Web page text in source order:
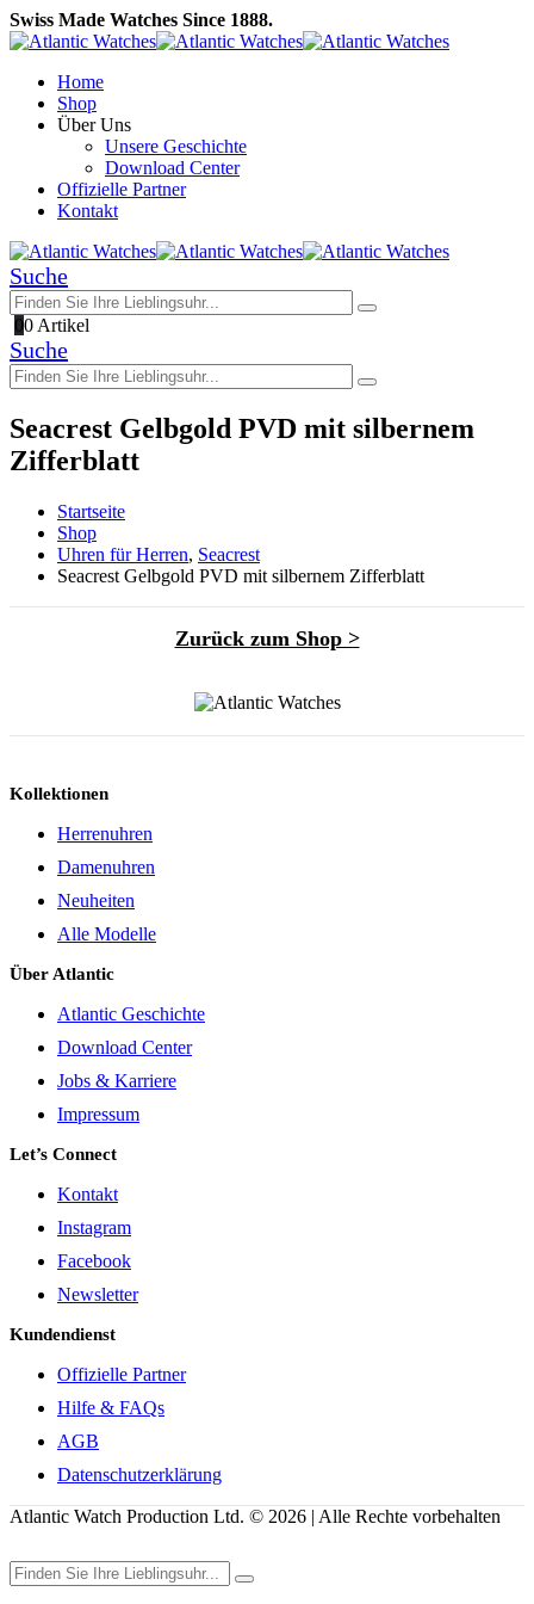
Swiss Made Watches Since 1888.
Home
Shop
Über Uns
Unsere Geschichte
Download Center
Offizielle Partner
Kontakt
Suche
00 Artikel
Suche
Seacrest Gelbgold PVD mit silbernem
Zifferblatt
Startseite
Shop
Uhren für Herren, Seacrest
Seacrest Gelbgold PVD mit silbernem Zifferblatt
Zurück zum Shop >
Kollektionen
Herrenuhren
Damenuhren
Neuheiten
Alle Modelle
Über Atlantic
Atlantic Geschichte
Download Center
Jobs & Karriere
Impressum
Let’s Connect
Kontakt
Instagram
Facebook
Newsletter
Kundendienst
Offizielle Partner
Hilfe & FAQs
AGB
Datenschutzerklärung
Atlantic Watch Production Ltd. © 2026 | Alle Rechte vorbehalten